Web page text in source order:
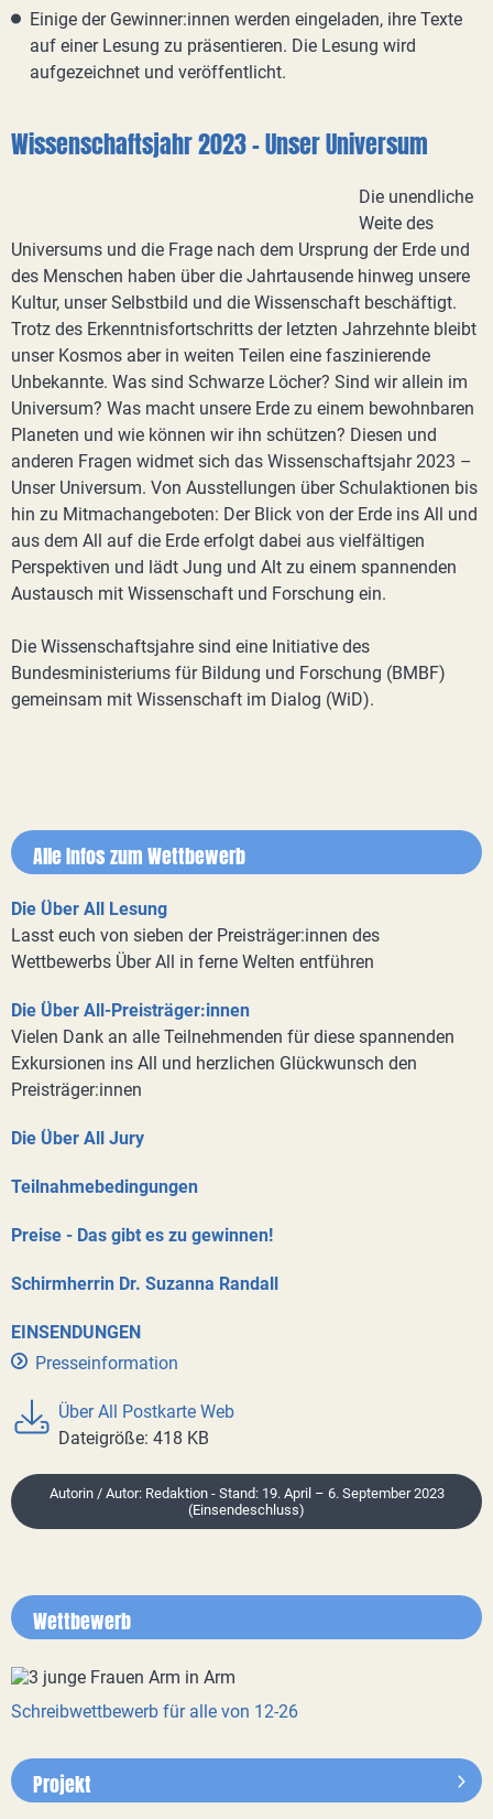
Einige der Gewinner:innen werden eingeladen, ihre Texte
auf einer Lesung zu präsentieren. Die Lesung wird
aufgezeichnet und veröffentlicht.
Wissenschaftsjahr 2023 - Unser Universum
Die unendliche
Weite des
Universums und die Frage nach dem Ursprung der Erde und
des Menschen haben über die Jahrtausende hinweg unsere
Kultur, unser Selbstbild und die Wissenschaft beschäftigt.
Trotz des Erkenntnisfortschritts der letzten Jahrzehnte bleibt
unser Kosmos aber in weiten Teilen eine faszinierende
Unbekannte. Was sind Schwarze Löcher? Sind wir allein im
Universum? Was macht unsere Erde zu einem bewohnbaren
Planeten und wie können wir ihn schützen? Diesen und
anderen Fragen widmet sich das Wissenschaftsjahr 2023 –
Unser Universum. Von Ausstellungen über Schulaktionen bis
hin zu Mitmachangeboten: Der Blick von der Erde ins All und
aus dem All auf die Erde erfolgt dabei aus vielfältigen
Perspektiven und lädt Jung und Alt zu einem spannenden
Austausch mit Wissenschaft und Forschung ein.
Die Wissenschaftsjahre sind eine Initiative des
Bundesministeriums für Bildung und Forschung (BMBF)
gemeinsam mit Wissenschaft im Dialog (WiD).
Alle Infos zum Wettbewerb
Die Über All Lesung
Lasst euch von sieben der Preisträger:innen des
Wettbewerbs Über All in ferne Welten entführen
Die Über All-Preisträger:innen
Vielen Dank an alle Teilnehmenden für diese spannenden
Exkursionen ins All und herzlichen Glückwunsch den
Preisträger:innen
Die Über All Jury
Teilnahmebedingungen
Preise - Das gibt es zu gewinnen!
Schirmherrin Dr. Suzanna Randall
EINSENDUNGEN
Presseinformation
Über All Postkarte Web
Dateigröße: 418 KB
Autorin / Autor: Redaktion - Stand: 19. April – 6. September 2023
(Einsendeschluss)
Wettbewerb
Schreibwettbewerb für alle von 12-26
Projekt